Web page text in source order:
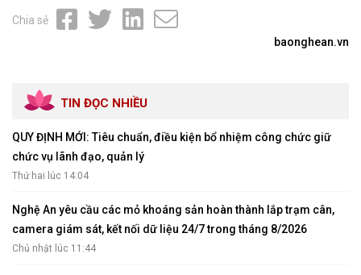
Chia sẻ
baonghean.vn
TIN ĐỌC NHIỀU
QUY ĐỊNH MỚI: Tiêu chuẩn, điều kiện bổ nhiệm công chức giữ
chức vụ lãnh đạo, quản lý
Thứ hai lúc 14:04
Nghệ An yêu cầu các mỏ khoáng sản hoàn thành lắp trạm cân,
camera giám sát, kết nối dữ liệu 24/7 trong tháng 8/2026
Chủ nhật lúc 11:44